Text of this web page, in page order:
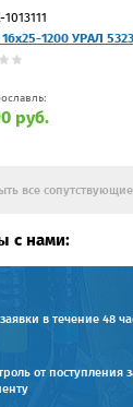
1200 УРАЛ
руб.
все
с нами:
в течение 48
от поступления